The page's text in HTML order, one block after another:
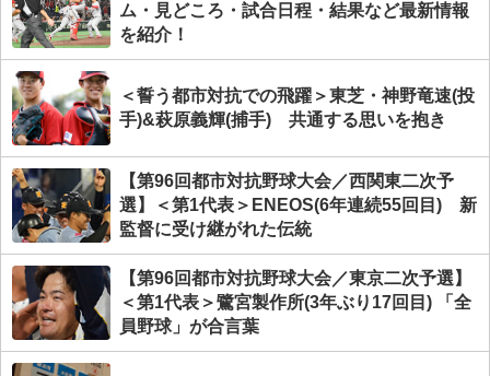
ム・見どころ・試合日程・結果など最新情報
を紹介！
＜誓う都市対抗での飛躍＞東芝・神野竜速(投
手)&萩原義輝(捕手) 共通する思いを抱き
【第96回都市対抗野球大会／西関東二次予
選】＜第1代表＞ENEOS(6年連続55回目) 新
監督に受け継がれた伝統
【第96回都市対抗野球大会／東京二次予選】
＜第1代表＞鷺宮製作所(3年ぶり17回目) 「全
員野球」が合言葉